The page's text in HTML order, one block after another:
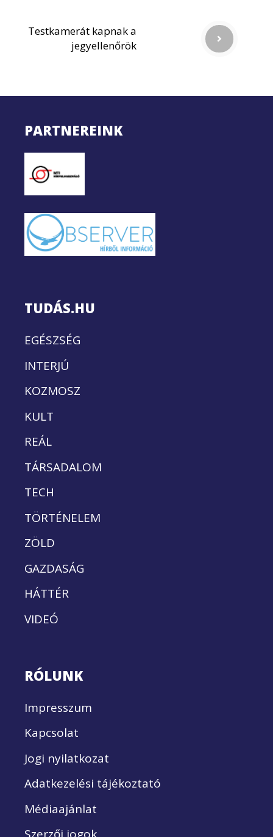
Testkamerát kapnak a
jegyellenőrök
PARTNEREINK
TUDÁS.HU
EGÉSZSÉG
INTERJÚ
KOZMOSZ
KULT
REÁL
TÁRSADALOM
TECH
TÖRTÉNELEM
ZÖLD
GAZDASÁG
HÁTTÉR
VIDEÓ
RÓLUNK
Impresszum
Kapcsolat
Jogi nyilatkozat
Adatkezelési tájékoztató
Médiaajánlat